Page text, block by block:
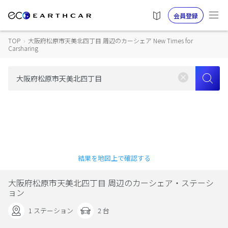
会員登録
TOP › 大阪府松原市天美北四丁目 周辺のカーシェア New Times for
Carsharing
結果を地図上で確認する
大阪府松原市天美北四丁目 周辺のカーシェア・ステーシ
ョン
1 ステーション 2 台